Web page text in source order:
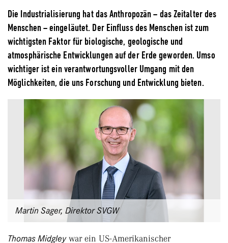
Die Industrialisierung hat das Anthropozän – das Zeitalter des
Menschen – eingeläutet. Der Einfluss des Menschen ist zum
wichtigsten Faktor für biologische, geologische und
atmosphärische Entwicklungen auf der Erde geworden. Umso
wichtiger ist ein verantwortungsvoller Umgang mit den
Möglichkeiten, die uns Forschung und Entwicklung bieten.
Martin Sager, Direktor SVGW
Thomas Midgleywar ein US-Amerikanischer